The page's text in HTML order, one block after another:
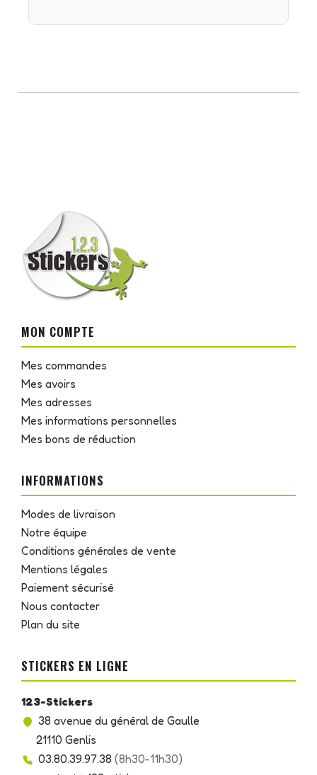
MON COMPTE
Mes commandes
Mes avoirs
Mes adresses
Mes informations personnelles
Mes bons de réduction
INFORMATIONS
Modes de livraison
Notre équipe
Conditions générales de vente
Mentions légales
Paiement sécurisé
Nous contacter
Plan du site
STICKERS EN LIGNE
123-Stickers
38 avenue du général de Gaulle
21110 Genlis
03.80.39.97.38 (8h30-11h30)